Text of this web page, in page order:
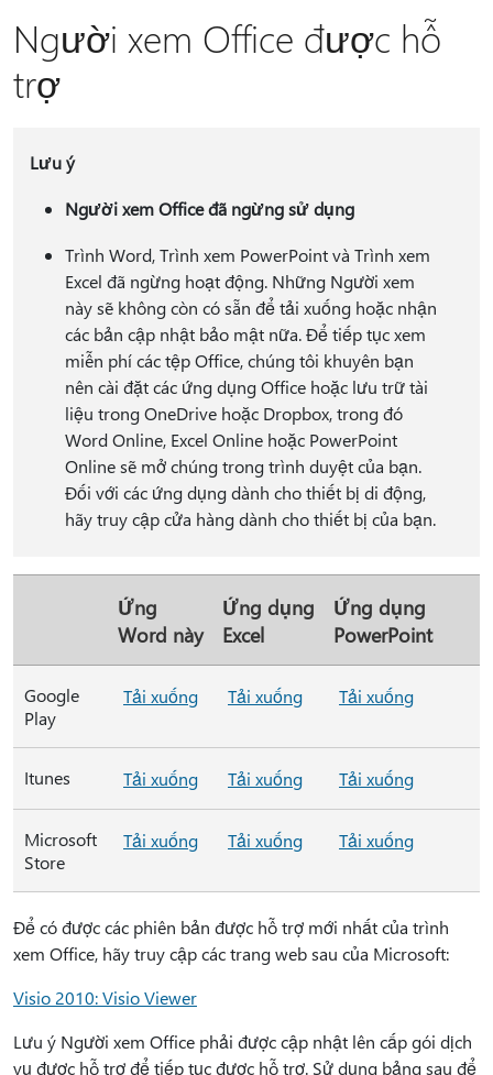
Người xem Office được hỗ
trợ
Lưu ý
Người xem Office đã ngừng sử dụng
Trình Word, Trình xem PowerPoint và Trình xem
Excel đã ngừng hoạt động. Những Người xem
này sẽ không còn có sẵn để tải xuống hoặc nhận
các bản cập nhật bảo mật nữa. Để tiếp tục xem
miễn phí các tệp Office, chúng tôi khuyên bạn
nên cài đặt các ứng dụng Office hoặc lưu trữ tài
liệu trong OneDrive hoặc Dropbox, trong đó
Word Online, Excel Online hoặc PowerPoint
Online sẽ mở chúng trong trình duyệt của bạn.
Đối với các ứng dụng dành cho thiết bị di động,
hãy truy cập cửa hàng dành cho thiết bị của bạn.
Ứng
Word này
Ứng dụng
Excel
Ứng dụng
PowerPoint
Google
Play
Tải xuống Tải xuống Tải xuống
Itunes Tải xuống Tải xuống Tải xuống
Microsoft
Store
Tải xuống Tải xuống Tải xuống
Để có được các phiên bản được hỗ trợ mới nhất của trình
xem Office, hãy truy cập các trang web sau của Microsoft:
Visio 2010: Visio Viewer
Lưu ý Người xem Office phải được cập nhật lên cấp gói dịch
vụ được hỗ trợ để tiếp tục được hỗ trợ. Sử dụng bảng sau để